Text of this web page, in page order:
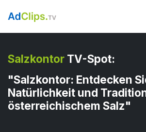
Salzkontor TV-Spot:
"Salzkontor: Entdecken
Natürlichkeit und
österreichischem Salz"